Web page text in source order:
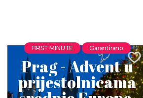
FIRST MINUTE Garantirano
Prag - Advent u
prijestolnicama